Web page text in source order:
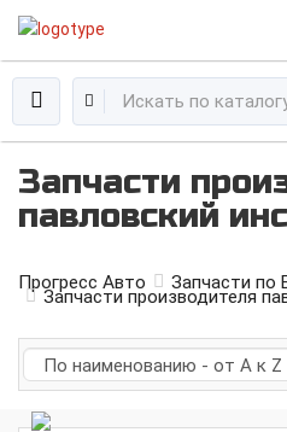
Запчасти
павловский
Прогресс Авто Запчасти по
Запчасти производителя